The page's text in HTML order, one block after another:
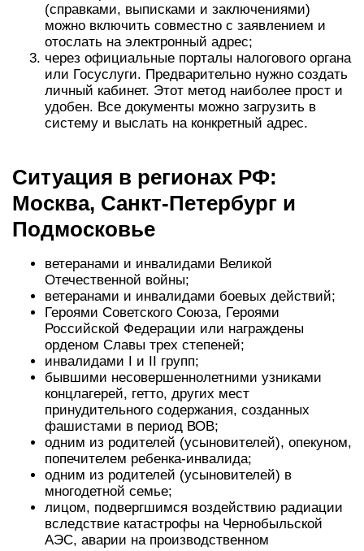
(справками, выписками и заключениями)
можно включить совместно с заявлением и
отослать на электронный адрес;
через официальные порталы налогового органа
или Госуслуги. Предварительно нужно создать
личный кабинет. Этот метод наиболее прост и
удобен. Все документы можно загрузить в
систему и выслать на конкретный адрес.
Ситуация в регионах РФ:
Москва, Санкт-Петербург и
Подмосковье
ветеранами и инвалидами Великой
Отечественной войны;
ветеранами и инвалидами боевых действий;
Героями Советского Союза, Героями
Российской Федерации или награждены
орденом Славы трех степеней;
инвалидами I и II групп;
бывшими несовершеннолетними узниками
концлагерей, гетто, других мест
принудительного содержания, созданных
фашистами в период ВОВ;
одним из родителей (усыновителей), опекуном,
попечителем ребенка-инвалида;
одним из родителей (усыновителей) в
многодетной семье;
лицом, подвергшимся воздействию радиации
вследствие катастрофы на Чернобыльской
АЭС, аварии на производственном